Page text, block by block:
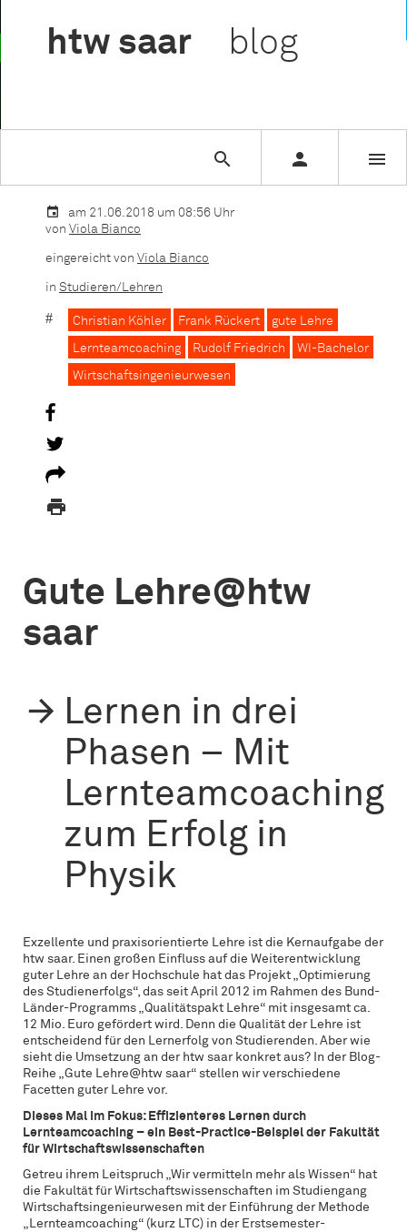
htw saar blog
  
Gute Lehre@htw saar
am 21.06.2018 um 08:56 Uhr
von Viola Bianco
eingereicht von Viola Bianco
in Studieren/Lehren
Christian Köhler Frank Rückert gute Lehre
Lernteamcoaching Rudolf Friedrich WI-Bachelor
Wirtschaftsingenieurwesen

Gute Lehre@htw
saar
Lernen in drei
Phasen – Mit
Lernteamcoaching
zum Erfolg in
Physik
Exzellente und praxisorientierte Lehre ist die Kernaufgabe der
htw saar. Einen großen Einfluss auf die Weiterentwicklung
guter Lehre an der Hochschule hat das Projekt „Optimierung
des Studienerfolgs“, das seit April 2012 im Rahmen des Bund-
Länder-Programms „Qualitätspakt Lehre“ mit insgesamt ca.
12 Mio. Euro gefördert wird. Denn die Qualität der Lehre ist
entscheidend für den Lernerfolg von Studierenden. Aber wie
sieht die Umsetzung an der htw saar konkret aus? In der Blog-
Reihe „Gute Lehre@htw saar“ stellen wir verschiedene
Facetten guter Lehre vor.
Dieses Mal im Fokus: Effizienteres Lernen durch
Lernteamcoaching – ein Best-Practice-Beispiel der Fakultät
für Wirtschaftswissenschaften
Getreu ihrem Leitspruch „Wir vermitteln mehr als Wissen“ hat
die Fakultät für Wirtschaftswissenschaften im Studiengang
Wirtschaftsingenieurwesen mit der Einführung der Methode
„Lernteamcoaching“ (kurz LTC) in der Erstsemester-